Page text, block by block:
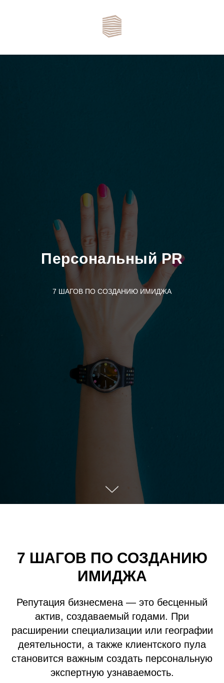
Персональный PR
7 ШАГОВ ПО СОЗДАНИЮ ИМИДЖА
7 ШАГОВ ПО СОЗДАНИЮ
ИМИДЖА
Репутация бизнесмена — это бесценный
актив, создаваемый годами. При
расширении специализации или географии
деятельности, а также клиентского пула
становится важным создать персональную
экспертную узнаваемость.